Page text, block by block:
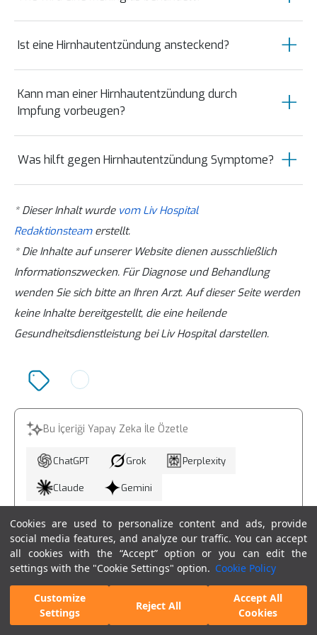
Cookies are used to personalize content and ads, provide
social media features, and analyze our traffic. You can accept
all cookies with the “Accept” option or you can edit the
settings with the "Cookie Settings" option. Cookie Policy
Customize
Settings
Reject All
Accept All
Cookies
Entnahme und Analyse von
Nervenwasser (Lumbalpunktion).
sofortige Gabe von Antibiotika per
Infusion im Krankenhaus. Virale Formen
werden meist symptomatisch mit
Schmerzmitteln und Ruhe behandelt.
Ist eine Hirnhautentzündung ansteckend?
Viren werden über Tröpfcheninfektion
(Husten, Niesen) von Mensch zu Mensch
übertragen.
Kann man einer Hirnhautentzündung durch
Impfung vorbeugen?
häufigsten bakteriellen Erreger
(Meningokokken, Pneumokokken, Hib)
sowie gegen virale Auslöser wie FSME,
Masern und Mumps.
Was hilft gegen Hirnhautentzündung Symptome?
(Antibiotika bei Bakterien) steht an erster
Stelle. Unterstützend helfen absolute
Bettruhe, Dunkelheit bei
Lichtempfindlichkeit, fiebersenkende
Mittel und ausreichende
Flüssigkeitszufuhr.
* Dieser Inhalt wurde vom Liv Hospital
Redaktionsteamerstellt.
* Die Inhalte auf unserer Website dienen ausschließlich
Informationszwecken. Für Diagnose und Behandlung
wenden Sie sich bitte an Ihren Arzt. Auf dieser Seite werden
keine Inhalte bereitgestellt, die eine heilende
Gesundheitsdienstleistung bei Liv Hospital darstellen.
Bu İçeriği Yapay Zeka İle Özetle
ChatGPT Grok Perplexity
Claude Gemini
24 Juni 2026
Spezialisten auf diesem Gebiet